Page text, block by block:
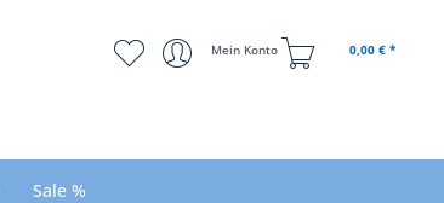
Mein Konto 0,00 € *
Sale %